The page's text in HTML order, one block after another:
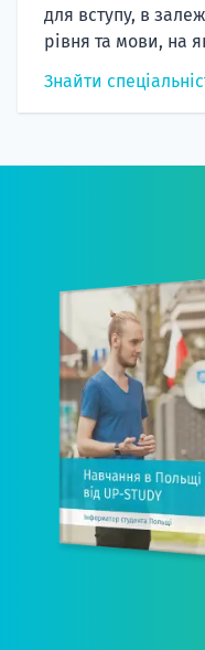
для вступу, в
рівня та мови, на
Знайти